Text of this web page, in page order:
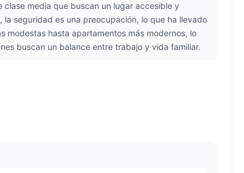
media que buscan un lugar accesible y
seguridad es una preocupación, lo que ha llevado
modestas hasta apartamentos más modernos, lo
buscan un balance entre trabajo y vida familiar.